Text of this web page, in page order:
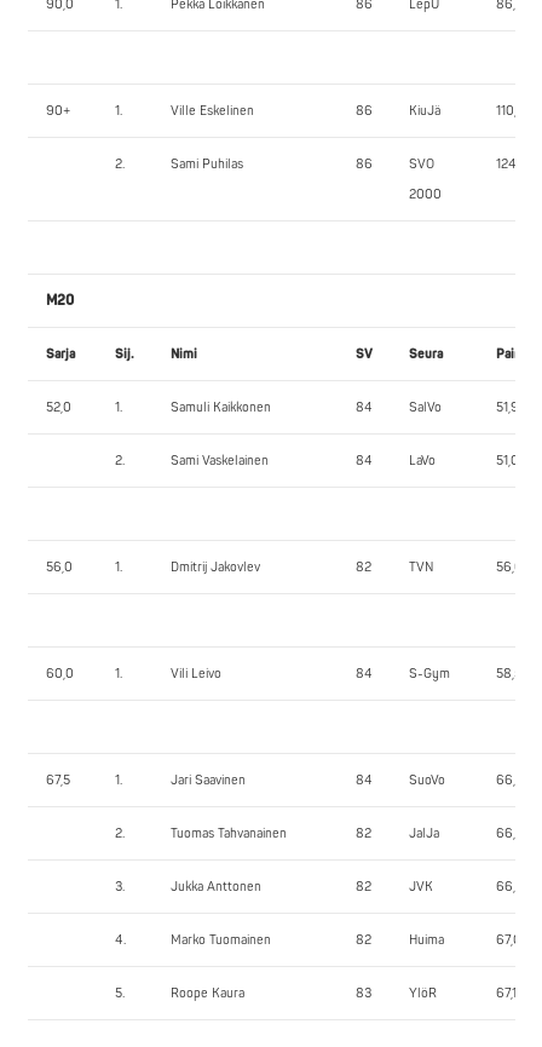
90,0 1. Pekka Loikkanen 86 LepU 86,70
90+ 1. Ville Eskelinen 86 KiuJä 110,85
2. Sami Puhilas 86
SVO
2000
124,05
M20
Sarja Sij. Nimi SV Seura Paino
52,0 1. Samuli Kaikkonen 84 SalVo 51,90
2. Sami Vaskelainen 84 LaVo 51,00
56,0 1. Dmitrij Jakovlev 82 TVN 56,00
60,0 1. Vili Leivo 84 S-Gym 58,50
67,5 1. Jari Saavinen 84 SuoVo 66,40
2. Tuomas Tahvanainen 82 JalJa 66,70
3. Jukka Anttonen 82 JVK 66,80
4. Marko Tuomainen 82 Huima 67,00
5. Roope Kaura 83 YlöR 67,10